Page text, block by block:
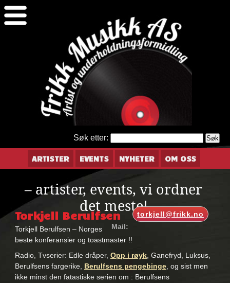
Søk etter:
ARTISTER EVENTS NYHETER OM OSS
– artister, events, vi ordner
det meste!
Torkjell Berulfsen
torkjell@frikk.no
Mail:
Torkjell Berulfsen – Norges
beste konferansier og toastmaster !!
Radio, Tvserier: Edle dråper, Opp i røyk, Ganefryd, Luksus,
Berulfsens fargerike, Berulfsens pengebinge, og sist men
ikke minst den fatastiske serien om : Berulfsens